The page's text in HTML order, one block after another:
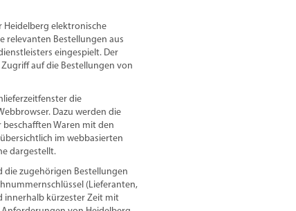
elektronische
relevanten Bestellungen aus
eingespielt. Der
auf die Bestellungen von
die
Dazu werden die
Waren mit den
im webbasierten
dargestellt.
die zugehörigen Bestellungen
(Lieferanten,
innerhalb kürzester Zeit mit